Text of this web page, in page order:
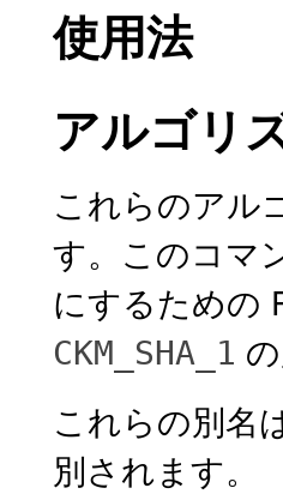
使用法
アルゴリ
これらのアル
す。このコマ
にするための
CKM_SHA_1
これらの別名
別されます。